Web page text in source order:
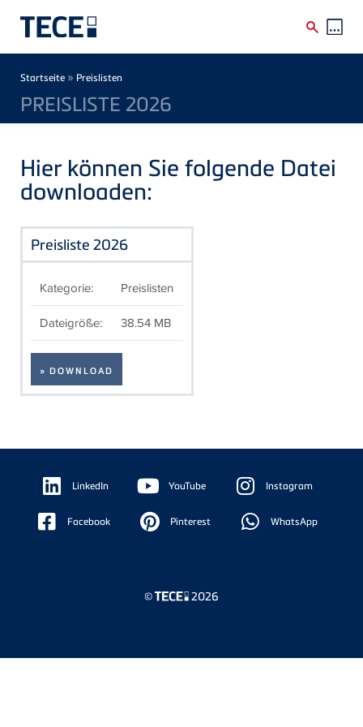
Breadcrumb
Startseite » Preislisten
PREISLISTE 2026
Hier können Sie folgende Datei
downloaden:
Preisliste 2026
Kategorie: Preislisten
Dateigröße: 38.54 MB
» DOWNLOAD
Floating
Sidebar LinkedIn YouTube Instagram
Facebook Pinterest WhatsApp
© 2026